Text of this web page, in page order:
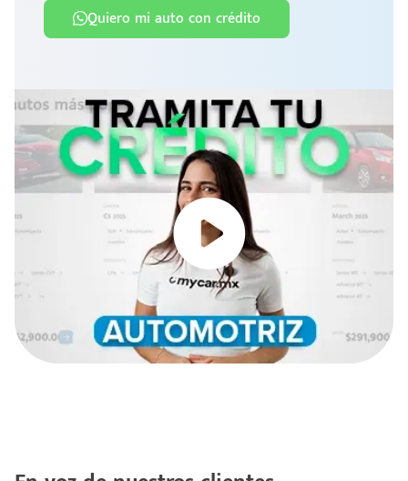
Quiero mi auto con crédito